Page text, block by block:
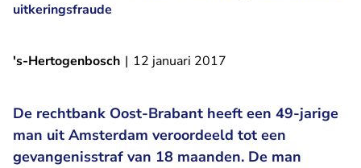
uitkeringsfraude
's-Hertogenbosch | 12 januari 2017
De rechtbank Oost-Brabant heeft een 49-jarige
man uit Amsterdam veroordeeld tot een
gevangenisstraf van 18 maanden. De man